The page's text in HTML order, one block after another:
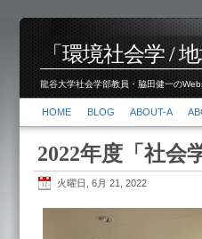
「環境社会学 /
龍谷大学社会学部教員・脇田健一の
HOME BLOG ABOUT-A
2022年度「社会
火曜日, 6月 21, 2022